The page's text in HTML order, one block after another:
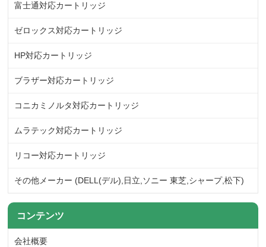
富士通対応カートリッジ
ゼロックス対応カートリッジ
HP対応カートリッジ
ブラザー対応カートリッジ
コニカミノルタ対応カートリッジ
ムラテック対応カートリッジ
リコー対応カートリッジ
その他メーカー (DELL(デル),日立,ソニー 東芝,シャープ,松下)
コンテンツ
会社概要